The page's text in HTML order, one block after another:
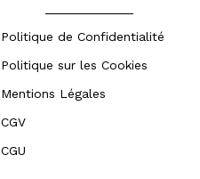
Politique de Confidentialité
Politique sur les Cookies
Mentions Légales
CGV
CGU